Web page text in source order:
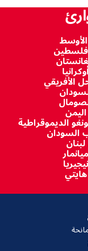
فلسطين
الأفريقي
الديموقراطية
السودان